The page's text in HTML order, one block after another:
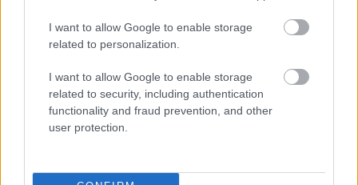
I want to allow Google to enable storage
related to personalization.
I want to allow Google to enable storage
related to security, including authentication
functionality and fraud prevention, and other
user protection.
November 13-án, vasárnap 19.30-kor lesz
látható az idei Velencei Filmfesztiválon
Formiche) című film, mely egy, az 1960-as
évek végén Rómában nagy visszhangot
kiváltó pert elevenít fel. Aldo Braibanti költőt
és drámaírót kilenc év börtönbüntetésre
nagykorúságát alig betöltött tanítványára és